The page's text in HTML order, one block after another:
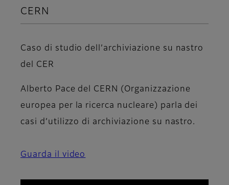
CERN
Caso di studio dell’archiviazione su nastro
del CER
Alberto Pace del CERN (Organizzazione
europea per la ricerca nucleare) parla dei
casi d’utilizzo di archiviazione su nastro.
Guarda il video